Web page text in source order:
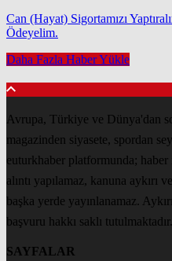
Can (Hayat) Sigortamızı
Ödeyelim.
Daha Fazla Haber Yükle
Avrupa, Türkiye ve Dünya'dan
magazinden siyasete, spordan
euturkhaber platformunda;
alıntı yapılamaz, kanuna aykırı
başka yerde yayınlanamaz.
başvuru hakkı saklı tutulmaktadır.
SAYFALAR